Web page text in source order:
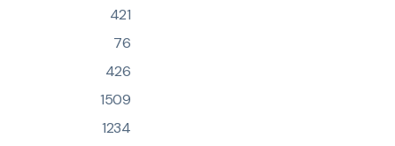
421
76
426
1509
1234